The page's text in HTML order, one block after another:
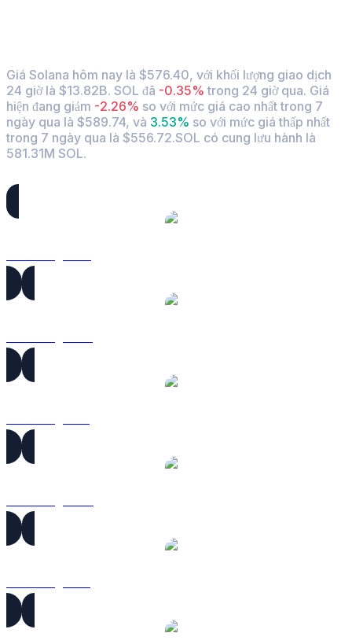
Giá Solana hôm nay là $576.40, với khối lượng giao dịch
24 giờ là $13.82B. SOL đã -0.35% trong 24 giờ qua. Giá
hiện đang giảm -2.26% so với mức giá cao nhất trong 7
ngày qua là $589.74, và 3.53% so với mức giá thấp nhất
trong 7 ngày qua là $556.72.SOL có cung lưu hành là
581.31M SOL.
Các cặp chuyển đổi Solana phổ biến